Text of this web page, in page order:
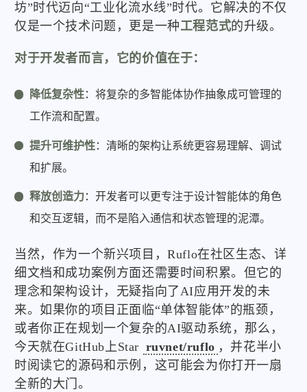
坊”时代迈向“工业化流水线”时代。它解决的不仅
仅是一个技术问题，更是一种工程范式的升级。
对于开发者而言，它的价值在于：
降低复杂性：将复杂的多智能体协作抽象成可管理的
工作流和配置。
提升可维护性：清晰的架构让系统更容易理解、调试
和扩展。
释放创造力 ：开发者可以更专注于设计智能体的角色
和交互逻辑，而不是陷入通信和状态管理的泥潭。
当然，作为一个新兴项目，Ruflo在社区生态、详
细文档和成功案例方面还需要时间积累。但它的
理念和架构设计，无疑指向了AI应用开发的未
来。如果你的项目正面临“单体智能体”的瓶颈，
或者你正在规划一个复杂的AI驱动系统，那么，
今天就在GitHub上Star ruvnet/ruflo ，并花半小
时阅读它的源码和示例，这可能会为你打开一扇
全新的大门。